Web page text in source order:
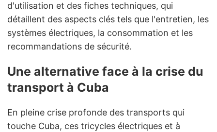
d'utilisation et des fiches techniques, qui
détaillent des aspects clés tels que l'entretien, les
systèmes électriques, la consommation et les
recommandations de sécurité.
Une alternative face à la crise du
transport à Cuba
En pleine crise profonde des transports qui
touche Cuba, ces tricycles électriques et à